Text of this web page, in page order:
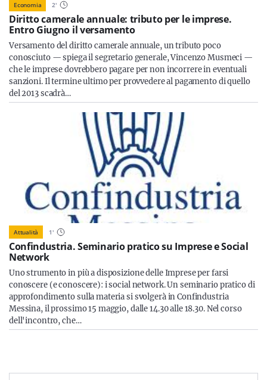
Economia 2'
Diritto camerale annuale: tributo per le imprese.
Entro Giugno il versamento
Versamento del diritto camerale annuale, un tributo poco
conosciuto — spiega il segretario generale, Vincenzo Musmeci —
che le imprese dovrebbero pagare per non incorrere in eventuali
sanzioni. Il termine ultimo per provvedere al pagamento di quello
del 2013 scadrà…
Attualità 1'
Confindustria. Seminario pratico su Imprese e Social
Network
Uno strumento in più a disposizione delle Imprese per farsi
conoscere (e conoscere): i social network. Un seminario pratico di
approfondimento sulla materia si svolgerà in Confindustria
Messina, il prossimo 15 maggio, dalle 14.30 alle 18.30. Nel corso
dell'incontro, che…